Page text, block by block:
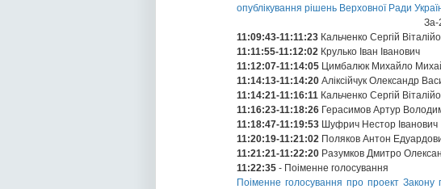
опублікування рішень Верховної Ради
За-
11:09:43-11:11:23 Кальченко Сергій
11:11:55-11:12:02 Крулько Іван Іванович
11:12:07-11:14:05 Цимбалюк Михайло
11:14:13-11:14:20 Аліксійчук Олександр
11:14:21-11:16:11 Кальченко Сергій
11:16:23-11:18:26 Герасимов Артур
11:18:47-11:19:53 Шуфрич Нестор Іванович
11:20:19-11:21:02 Поляков Антон
11:21:21-11:22:20 Разумков Дмитро
11:22:35 - Поіменне голосування
Поіменне голосування про проект